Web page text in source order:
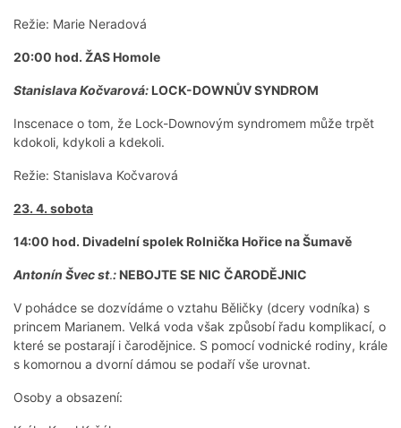
Režie: Marie Neradová
20:00 hod. ŽAS Homole
Stanislava Kočvarová: LOCK-DOWNŮV SYNDROM
Inscenace o tom, že Lock-Downovým syndromem může trpět
kdokoli, kdykoli a kdekoli.
Režie: Stanislava Kočvarová
23. 4. sobota
14:00 hod. Divadelní spolek Rolnička Hořice na Šumavě
Antonín Švec st.: NEBOJTE SE NIC ČARODĚJNIC
V pohádce se dozvídáme o vztahu Běličky (dcery vodníka) s
princem Marianem. Velká voda však způsobí řadu komplikací, o
které se postarají i čarodějnice. S pomocí vodnické rodiny, krále
s komornou a dvorní dámou se podaří vše urovnat.
Osoby a obsazení: